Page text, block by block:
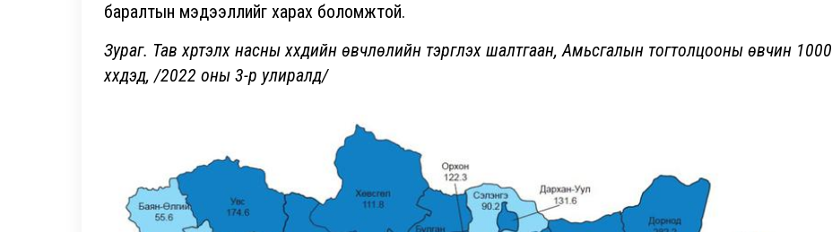
баралтын мэдээллийг харах боломжтой.
Зураг. Тав хүртэлх насны хүүхдийн өвчлөлийн тэргүүлэх шалтгаан, Амьсгалын тогтолцооны өвчин 1000
хүүхдэд, /2022 оны 3-р улиралд/